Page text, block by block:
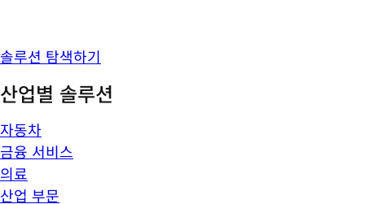
솔루션 탐색하기
산업별 솔루션
자동차
금융 서비스
의료
산업 부문